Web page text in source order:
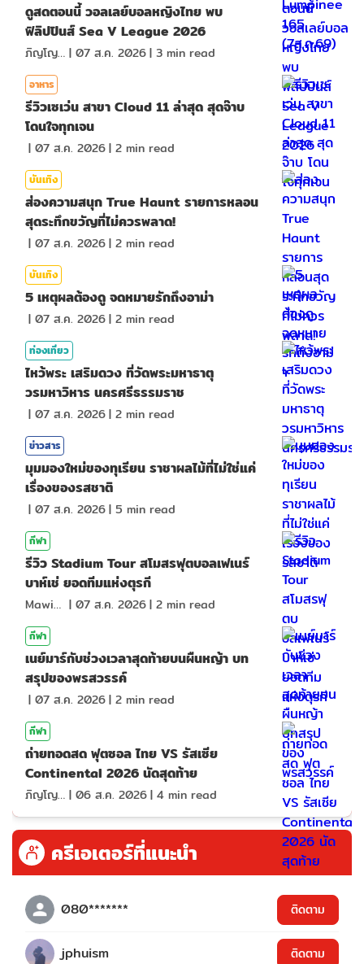
ดูสดตอนนี้ วอลเลย์บอลหญิงไทย พบ
ฟิลิปปินส์ Sea V League 2026
ภิญโญ ส่องแสง | 07 ส.ค. 2026| 3 min read
อาหาร
รีวิวเซเว่น สาขา Cloud 11 ล่าสุด สุดจ๊าบ
โดนใจทุกเจน
| 07 ส.ค. 2026| 2 min read
บันเทิง
ส่องความสนุก True Haunt รายการหลอน
สุดระทึกขวัญที่ไม่ควรพลาด!
| 07 ส.ค. 2026| 2 min read
บันเทิง
5 เหตุผลต้องดู จดหมายรักถึงอาม่า
| 07 ส.ค. 2026| 2 min read
ท่องเที่ยว
ไหว้พระ เสริมดวง ที่วัดพระมหาธาตุ
วรมหาวิหาร นครศรีธรรมราช
| 07 ส.ค. 2026| 2 min read
ข่าวสาร
มุมมองใหม่ของทุเรียน ราชาผลไม้ที่ไม่ใช่แค่
เรื่องของรสชาติ
| 07 ส.ค. 2026| 5 min read
กีฬา
รีวิว Stadium Tour สโมสรฟุตบอลเฟเนร์
บาห์เช่ ยอดทีมแห่งตุรกี
Mawin. Pongsuttiyakorn | 07 ส.ค. 2026| 2 min read
กีฬา
เนย์มาร์กับช่วงเวลาสุดท้ายบนผืนหญ้า บท
สรุปของพรสวรรค์
| 07 ส.ค. 2026| 2 min read
กีฬา
ถ่ายทอดสด ฟุตซอล ไทย VS รัสเซีย
Continental 2026 นัดสุดท้าย
ภิญโญ ส่องแสง | 06 ส.ค. 2026| 4 min read
ครีเอเตอร์ที่แนะนำ
080******* ติดตาม
jphuism ติดตาม